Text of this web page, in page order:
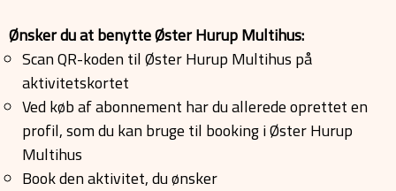
Ønsker du at benytte Øster Hurup Multihus:
Scan QR-koden til Øster Hurup Multihus på
aktivitetskortet
Ved køb af abonnement har du allerede oprettet en
profil, som du kan bruge til booking i Øster Hurup
Multihus
Book den aktivitet, du ønsker